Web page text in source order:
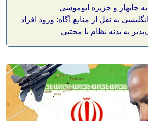
چابهار و جزیره ابوموسی
به نقل از منابع آگاه: ورود افراد
به بدنه نظام با مجتبی